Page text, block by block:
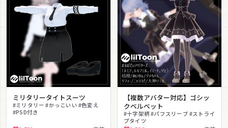
ミリタリータイトスーツ
#ミリタリー #かっこいい #色変え
#PSD付き
【複数アバター対応】ゴシッ
クベルベット
#十字架柄 #パフスリーブ #ストライ
プタイツ